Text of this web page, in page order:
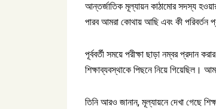
আন্তর্জাতিক মূল্যায়ন কাঠামোর সদস্য
পারব আমরা কোথায় আছি এবং কী পরিবর্তন
পূর্ববর্তী সময়ে পরীক্ষা ছাড়া নম্বর প্রদান
শিক্ষাব্যবস্থাকে পিছনে নিয়ে গিয়েছিল।
তিনি আরও জানান, মূল্যায়নে দেখা গেছে